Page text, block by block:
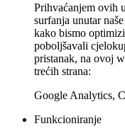
Prihvaćanjem ovih
surfanja unutar
kako bismo
poboljšavali
pristanak, na ovoj
trećih strana:
Google Analytics,
Funkcioniranje